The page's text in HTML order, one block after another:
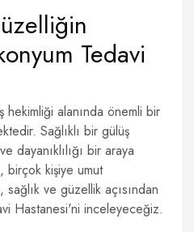
Tedavi
hekimliği alanında önemli bir
Sağlıklı bir gülüş
dayanıklılığı bir araya
birçok kişiye umut
ve güzellik açısından
Hastanesi'ni inceleyeceğiz.